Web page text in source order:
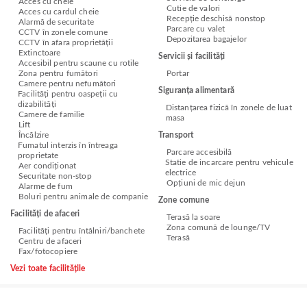
Acces cu cardul cheie
Alarmă de securitate
CCTV în zonele comune
CCTV în afara proprietății
Extinctoare
Accesibil pentru scaune cu rotile
Zona pentru fumători
Camere pentru nefumători
Facilități pentru oaspeții cu
dizabilități
Camere de familie
Lift
Încălzire
Fumatul interzis în întreaga
proprietate
Aer condiționat
Securitate non-stop
Alarme de fum
Boluri pentru animale de companie
Facilități de afaceri
Facilități pentru întâlniri/banchete
Centru de afaceri
Fax/fotocopiere
Cutie de valori
Recepție deschisă nonstop
Parcare cu valet
Depozitarea bagajelor
Servicii și facilități
Portar
Siguranța alimentară
Distanțarea fizică în zonele de luat
masa
Transport
Parcare accesibilă
Statie de incarcare pentru vehicule
electrice
Opțiuni de mic dejun
Zone comune
Terasă la soare
Zona comună de lounge/TV
Terasă
Vezi toate facilitățile